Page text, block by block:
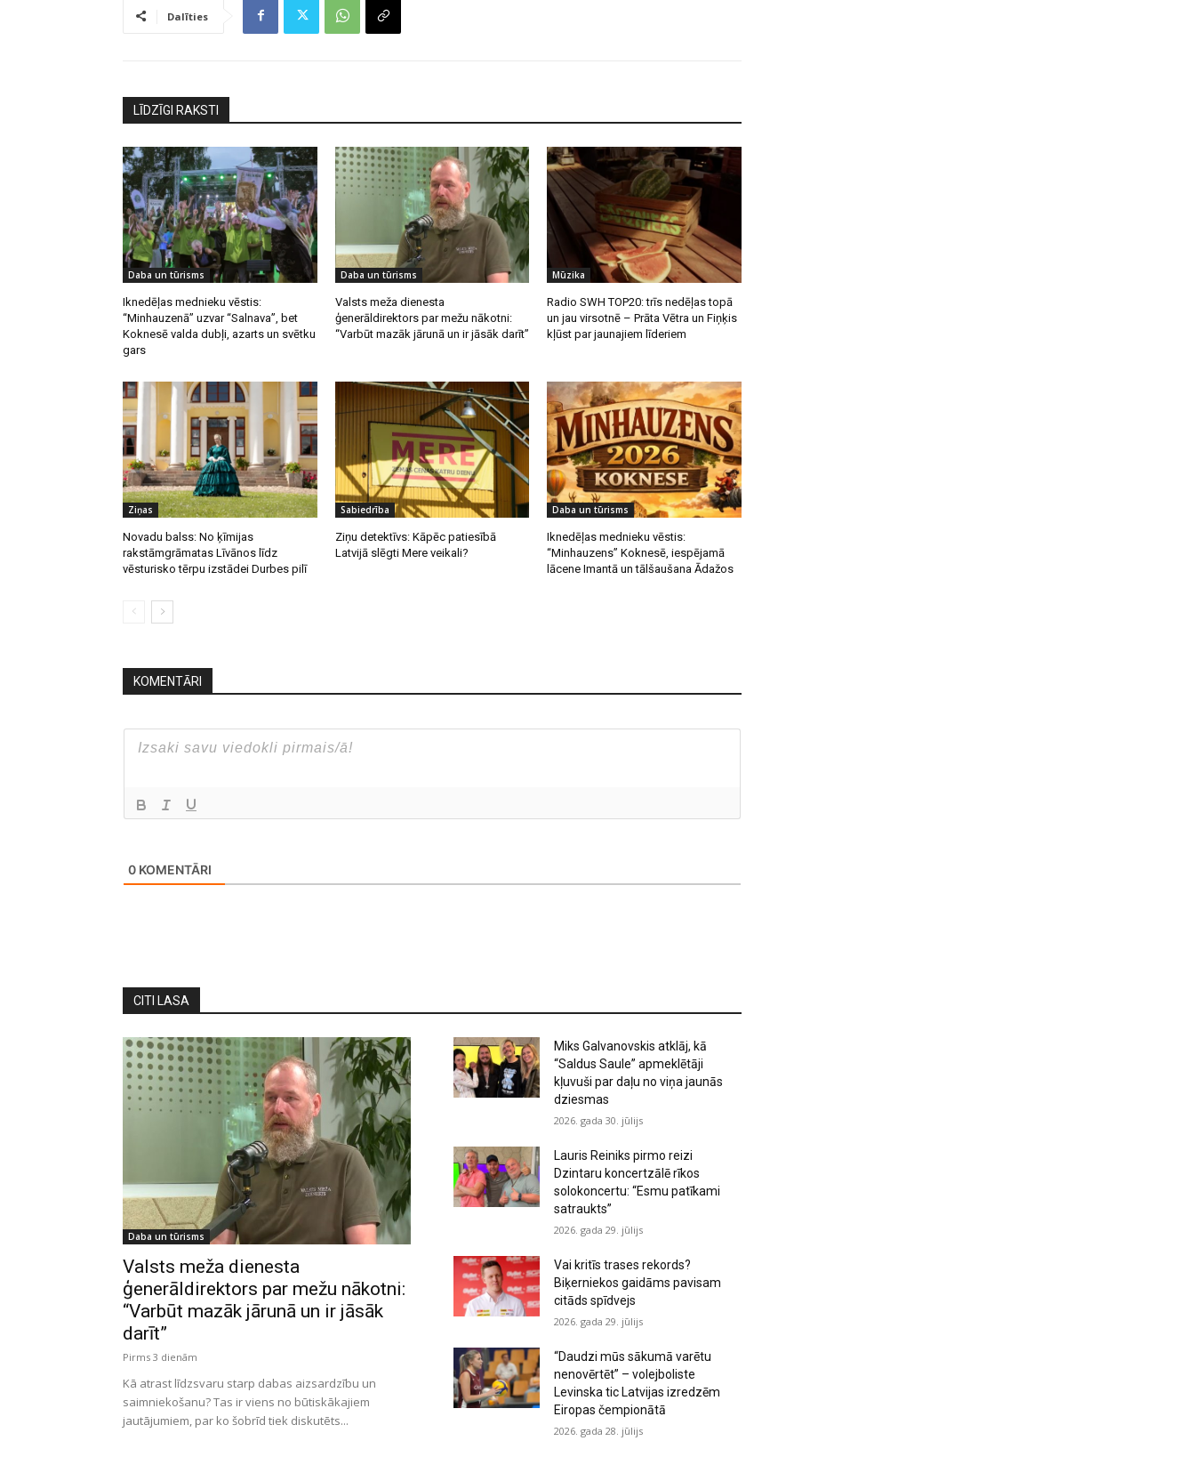
Dalīties
LĪDZĪGI RAKSTI
Daba un tūrisms
Iknedēļas mednieku vēstis:
“Minhauzenā” uzvar “Salnava”, bet
Koknesē valda dubļi, azarts un svētku
gars
Daba un tūrisms
Valsts meža dienesta
ģenerāldirektors par mežu nākotni:
“Varbūt mazāk jārunā un ir jāsāk darīt”
Mūzika
Radio SWH TOP20: trīs nedēļas topā
un jau virsotnē – Prāta Vētra un Fiņķis
kļūst par jaunajiem līderiem
Ziņas
Novadu balss: No ķīmijas
rakstāmgrāmatas Līvānos līdz
vēsturisko tērpu izstādei Durbes pilī
Sabiedrība
Ziņu detektīvs: Kāpēc patiesībā
Latvijā slēgti Mere veikali?
Daba un tūrisms
Iknedēļas mednieku vēstis:
“Minhauzens” Koknesē, iespējamā
lācene Imantā un tālšaušana Ādažos
KOMENTĀRI
0 KOMENTĀRI
CITI LASA
Daba un tūrisms
Valsts meža dienesta
ģenerāldirektors par mežu nākotni:
“Varbūt mazāk jārunā un ir jāsāk
darīt”
Pirms 3 dienām
Kā atrast līdzsvaru starp dabas aizsardzību un
saimniekošanu? Tas ir viens no būtiskākajiem
jautājumiem, par ko šobrīd tiek diskutēts...
Miks Galvanovskis atklāj, kā
“Saldus Saule” apmeklētāji
kļuvuši par daļu no viņa jaunās
dziesmas
2026. gada 30. jūlijs
Lauris Reiniks pirmo reizi
Dzintaru koncertzālē rīkos
solokoncertu: “Esmu patīkami
satraukts”
2026. gada 29. jūlijs
Vai kritīs trases rekords?
Biķerniekos gaidāms pavisam
citāds spīdvejs
2026. gada 29. jūlijs
“Daudzi mūs sākumā varētu
nenovērtēt” – volejboliste
Levinska tic Latvijas izredzēm
Eiropas čempionātā
2026. gada 28. jūlijs